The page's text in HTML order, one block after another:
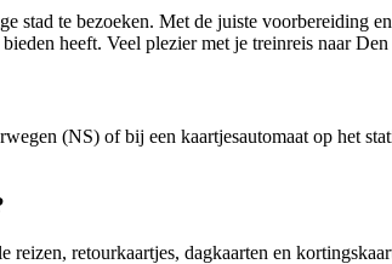
stad te bezoeken. Met de juiste voorbereiding
heeft. Veel plezier met je treinreis naar
(NS) of bij een kaartjesautomaat op het
retourkaartjes, dagkaarten en